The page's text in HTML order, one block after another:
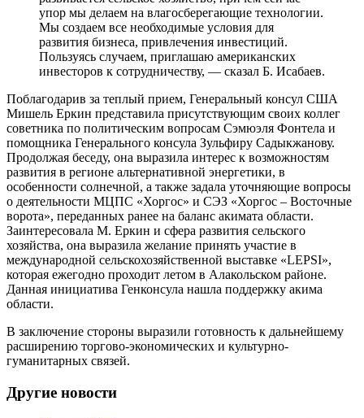
упор мы делаем на влагосберегающие технологии.
Мы создаем все необходимые условия для
развития бизнеса, привлечения инвестиций.
Пользуясь случаем, приглашаю американских
инвесторов к сотрудничеству, — сказал Б. Исабаев.
Поблагодарив за теплый прием, Генеральный консул США
Мишель Еркин представила присутствующим своих коллег
советника по политическим вопросам Сэмюэля Фонтела и
помощника Генерального консула Зульфиру Садыкжанову.
Продолжая беседу, она выразила интерес к возможностям
развития в регионе альтернативной энергетики, в
особенности солнечной, а также задала уточняющие вопросы
о деятельности МЦПС «Хоргос» и СЭЗ «Хоргос – Восточные
ворота», переданных ранее на баланс акимата области.
Заинтересовала М. Еркин и сфера развития сельского
хозяйства, она выразила желание принять участие в
международной сельскохозяйственной выставке «LEPSI»,
которая ежегодно проходит летом в Алакольском районе.
Данная инициатива Генконсула нашла поддержку акима
области.
В заключение стороны выразили готовность к дальнейшему
расширению торгово-экономических и культурно-
гуманитарных связей.
Другие новости